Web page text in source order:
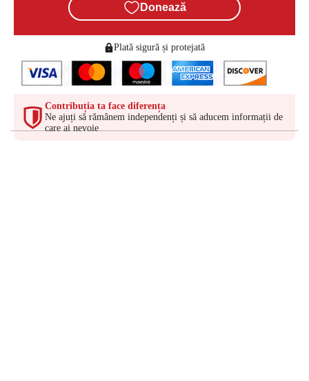
Donează
Plată sigură și protejată
Contribuția ta face diferența
Ne ajuți să rămânem independenți și să aducem informații de
care ai nevoie